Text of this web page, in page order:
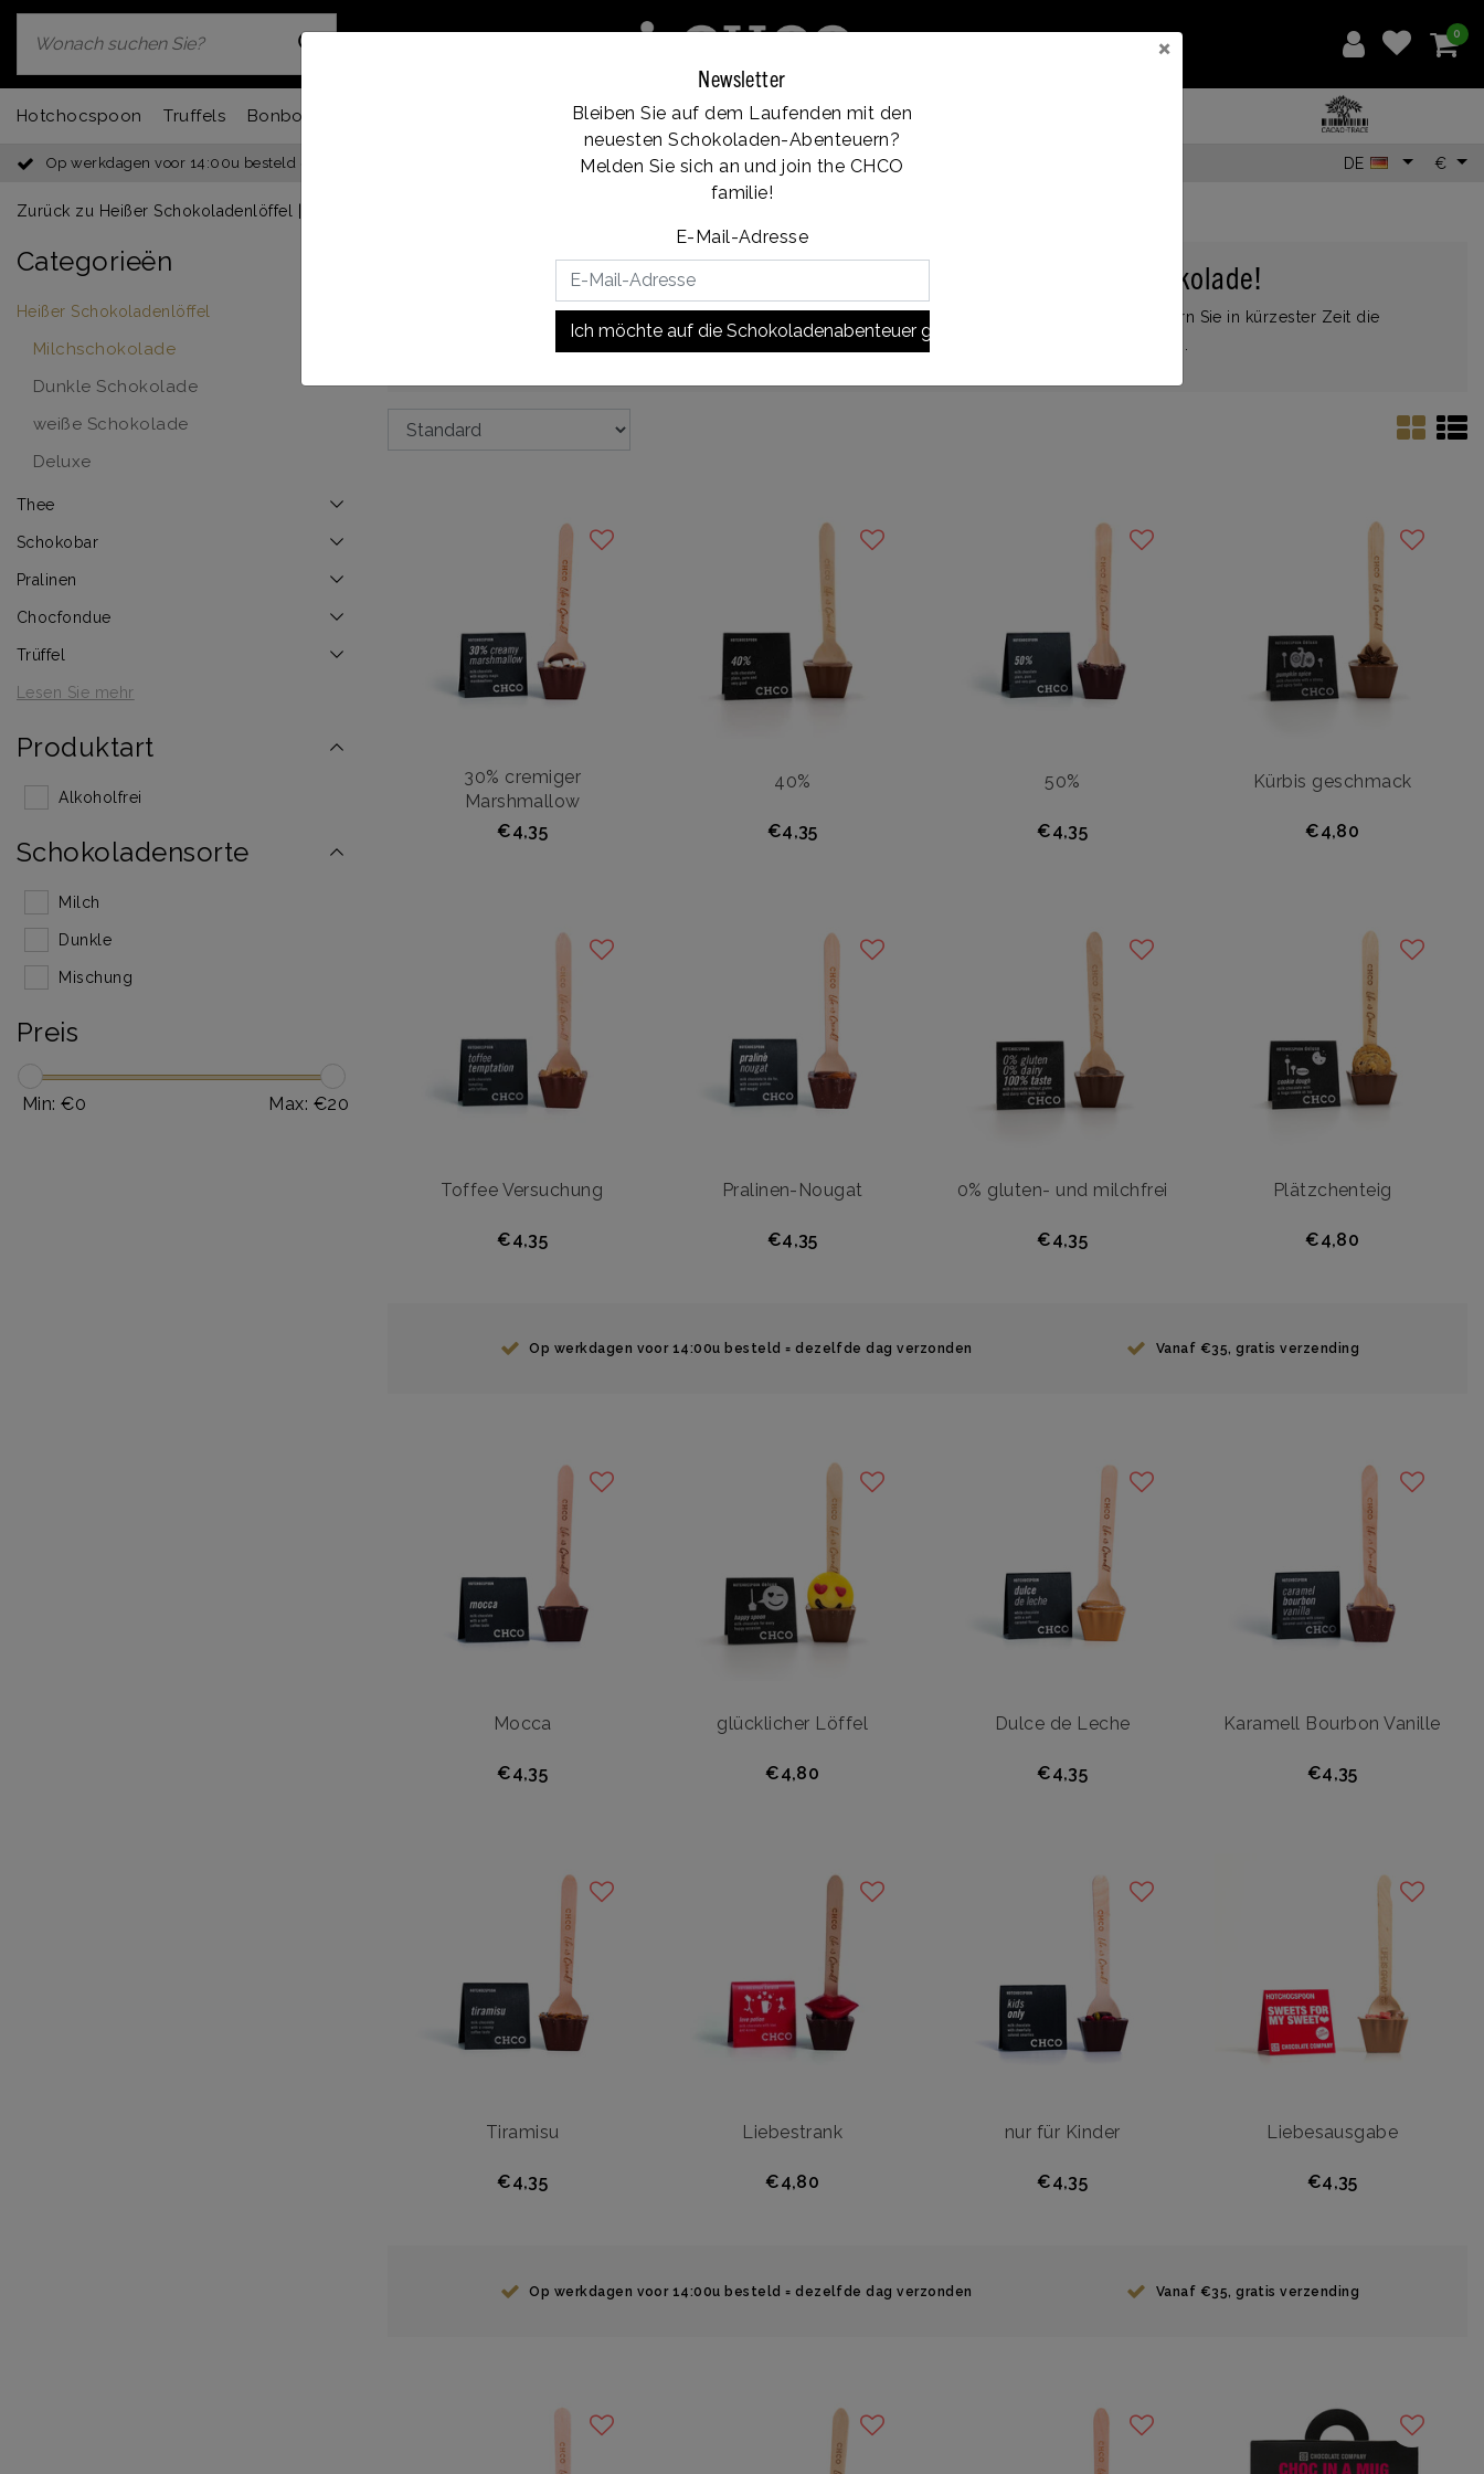
×
Newsletter
Bleiben Sie auf dem Laufenden mit den
neuesten Schokoladen-Abenteuern?
Melden Sie sich an und join the CHCO
familie!
E-Mail-Adresse
Ich möchte auf die Schokoladenabenteuer gehen!
Op werkdagen voor 14:00u besteld = dezelfde dag verzonden Vanaf €35, gratis verzending DE €
0
Hotchocspoon Truffels Bonbons Franchise Standorte Kundendienst
Zurück zu Heißer Schokoladenlöffel
Categorieën
Heißer Schokoladenlöffel
Milchschokolade
Dunkle Schokolade
weiße Schokolade
Deluxe
Thee
Schokobar
Pralinen
Chocfondue
Trüffel
Lesen Sie mehr
Produktart
Alkoholfrei
Schokoladensorte
Milch
Dunkle
Mischung
Preis
Min: €0 Max: €20
Cremige Milchschokolade Hotchocspoons für die beste heiße Schokolade!
Erhitzen Sie die Milch bis zum Siedepunkt, rühren Sie Ihren Lieblings-Hotchocspoon ein und zaubern Sie in kürzester Zeit die
köstlichste heiße Schokolade auf den Tisch! Auch lecker zu Soja-, Kokos-, Mandel- oder Hafermilch.
30% cremiger
Marshmallow
€4,35
40%
€4,35
50%
€4,35
Kürbis geschmack
€4,80
Toffee Versuchung
€4,35
Pralinen-Nougat
€4,35
0% gluten- und milchfrei
€4,35
Plätzchenteig
€4,80
Op werkdagen voor 14:00u besteld = dezelfde dag verzonden Vanaf €35, gratis verzending
Mocca
€4,35
glücklicher Löffel
€4,80
Dulce de Leche
€4,35
Karamell Bourbon Vanille
€4,35
Tiramisu
€4,35
Liebestrank
€4,80
nur für Kinder
€4,35
Liebesausgabe
€4,35
Op werkdagen voor 14:00u besteld = dezelfde dag verzonden Vanaf €35, gratis verzending